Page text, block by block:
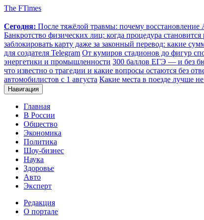
The FTimes
Сегодня: После тяжёлой травмы: почему
Банкротство физических лиц: когда процедура
заблокировать карту даже за законный перевод: какие
для создателя Telegram От кумиров стадионов до фигур
энергетики и промышленности 300 баллов ЕГЭ — и без
что известно о трагедии и какие вопросы остаются без
автомобилистов с 1 августа Какие места в поезде лучше
Навигация
Главная
В России
Общество
Экономика
Политика
Шоу-бизнес
Наука
Здоровье
Авто
Эксперт
Редакция
О портале